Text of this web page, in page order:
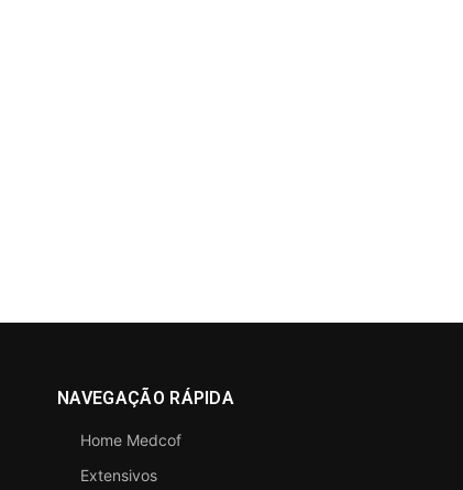
NAVEGAÇÃO RÁPIDA
Home Medcof
Extensivos